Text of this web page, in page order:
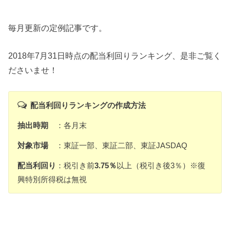
毎月更新の定例記事です。
2018年7月31日時点の配当利回りランキング、是非ご覧く
ださいませ！
配当利回りランキングの作成方法
抽出時期 ：各月末
対象市場 ：東証一部、東証二部、東証JASDAQ
配当利回り ：税引き前3.75％以上（税引き後3％）※復
興特別所得税は無視